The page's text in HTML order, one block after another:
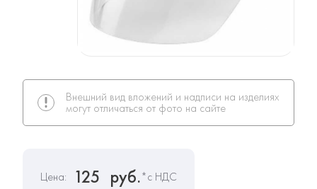
Внешний вид вложений и надписи на изделиях
могут отличаться от фото на сайте
Цена: 125 руб.*с НДС